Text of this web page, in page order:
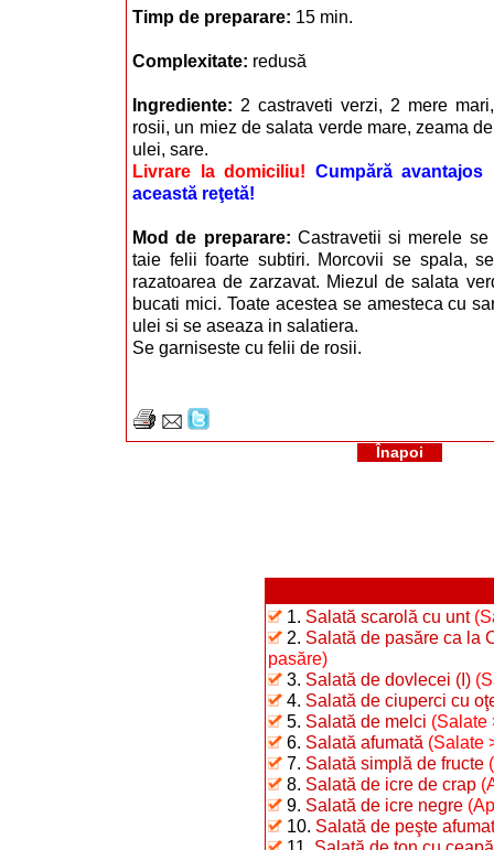
Timp de preparare: 15 min.
Complexitate: redusă
Ingrediente: 2 castraveti verzi, 2 mere
rosii, un miez de salata verde mare, zeama
ulei, sare.
Livrare la domiciliu! Cumpără avantajos
această reţetă!
Mod de preparare: Castravetii si merele
taie felii foarte subtiri. Morcovii se spala,
razatoarea de zarzavat. Miezul de salata
bucati mici. Toate acestea se amesteca cu
ulei si se aseaza in salatiera.
Se garniseste cu felii de rosii.
Înapoi
1. Salată scarolă cu unt
2. Salată de pasăre ca la
pasăre)
3. Salată de dovlecei (I)
4. Salată de ciuperci cu
5. Salată de melci (Salate
6. Salată afumată (Salate
7. Salată simplă de fructe
8. Salată de icre de crap
9. Salată de icre negre
10. Salată de peşte